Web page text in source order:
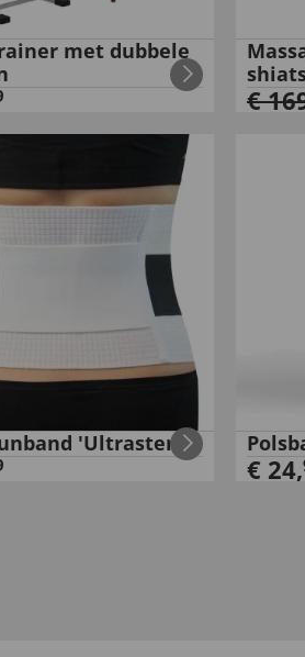
met dubbele
€
'Ultrasterk'
€ 24,